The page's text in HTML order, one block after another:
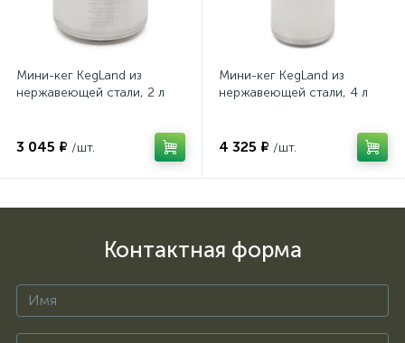
Мини-кег KegLand из
нержавеющей стали, 2 л
3 045 ₽ /шт.
Мини-кег KegLand из
нержавеющей стали, 4 л
4 325 ₽ /шт.
Контактная форма